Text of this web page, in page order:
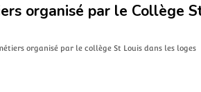
organisé par le Collège
organisé par le collège St Louis dans les loges